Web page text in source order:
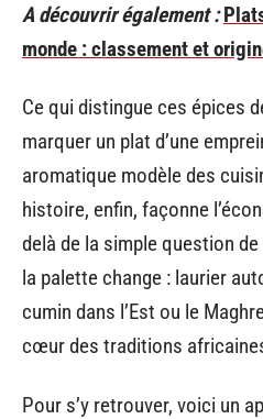
A découvrir également :
monde : classement et
Ce qui distingue ces épices
marquer un plat d’une
aromatique modèle des
histoire, enfin, façonne
delà de la simple question
la palette change : laurier
cumin dans l’Est ou le
cœur des traditions
Pour s’y retrouver, voici un